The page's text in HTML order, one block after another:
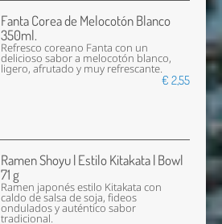
Fanta Corea de Melocotón Blanco
350ml.
Refresco coreano Fanta con un
delicioso sabor a melocotón blanco,
ligero, afrutado y muy refrescante.
€ 2,55
Ramen Shoyu | Estilo Kitakata | Bowl
71 g
Ramen japonés estilo Kitakata con
caldo de salsa de soja, fideos
ondulados y auténtico sabor
tradicional.